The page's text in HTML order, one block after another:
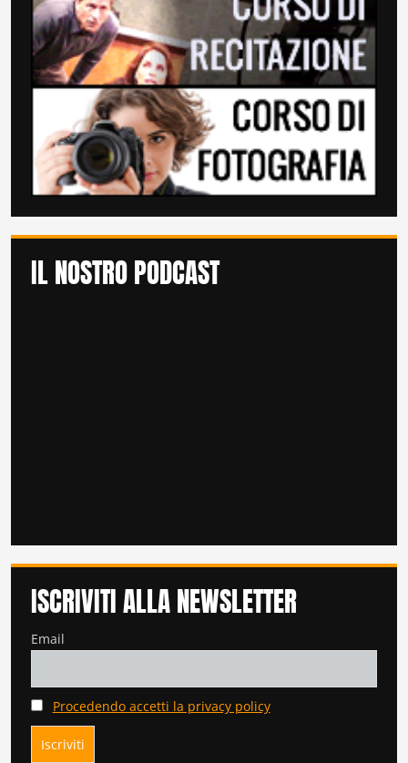
IL NOSTRO PODCAST
ISCRIVITI ALLA NEWSLETTER
Email
Procedendo accetti la privacy policy